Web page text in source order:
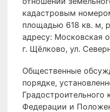
кадастровым
площадью 618 кв. м,
адресу: Московская
г. Щёлково, ул.
Общественные
порядке,
Градостроительного
Федерации и